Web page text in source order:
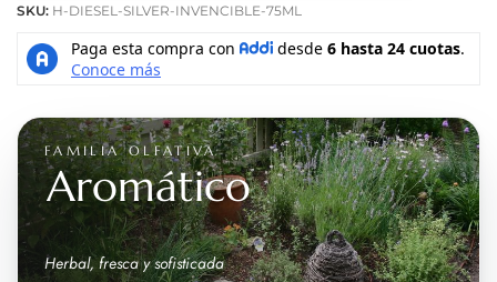
SKU: H-DIESEL-SILVER-INVENCIBLE-75ML
FAMILIA OLFATIVA
Aromático
Herbal, fresca y sofisticada